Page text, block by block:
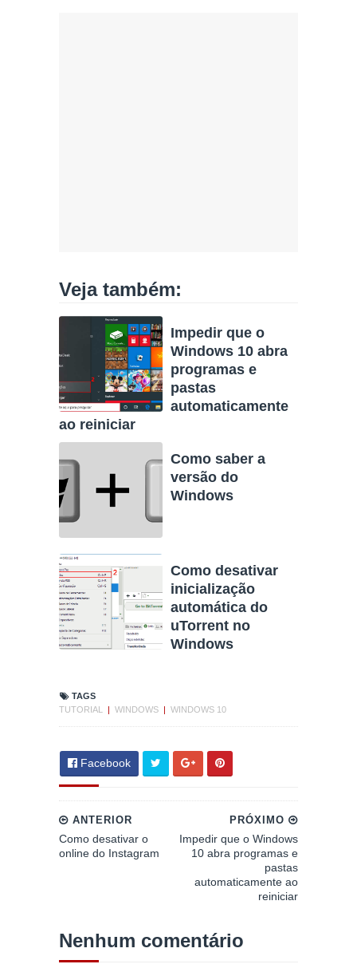
Veja também:
Impedir que o
Windows 10 abra
programas e
pastas
automaticamente
ao reiniciar
Como saber a
versão do
Windows
Como desativar
inicialização
automática do
uTorrent no
Windows
TAGS
TUTORIAL
| WINDOWS | WINDOWS 10
Facebook
PRÓXIMO
Impedir que o Windows
10 abra programas e
pastas
automaticamente ao
reiniciar
ANTERIOR
Como desativar o
online do Instagram
Nenhum comentário